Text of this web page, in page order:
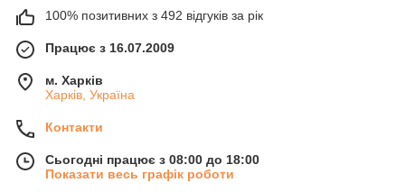
100% позитивних з 492 відгуків за рік
Працює з 16.07.2009
м. Харків
Харків, Україна
Контакти
Сьогодні працює з 08:00 до 18:00
Показати весь графік роботи